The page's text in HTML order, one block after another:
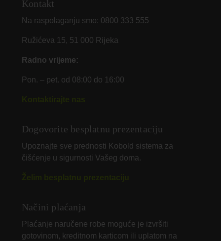
Kontakt
Na raspolaganju smo: 0800 333 555
Ružićeva 15, 51 000 Rijeka
Radno vrijeme:
Pon. – pet. od 08:00 do 16:00
Dogovorite besplatnu prezentaciju
Upoznajte sve prednosti Kobold sistema za
čišćenje u sigurnosti Vašeg doma.
Načini plaćanja
Plaćanje naručene robe moguće je izvršiti
gotovinom, kreditnom karticom ili uplatom na